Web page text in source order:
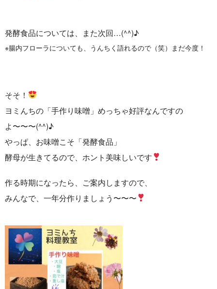
発酵食品については、また次回…(^^)♪
※腸内フローラについても、うんちく語れるので（笑）まだ今度！
そそ！
ヨミんちの「手作り味噌」めっちゃ好評なんですの
よ〜〜〜(^^)♪
やっぱ、お味噌こそ「発酵食品」
酵母が生きてるので、ホント美味しいです
作る時期になったら、ご案内しますので、
みんなで、一年分作りましょう〜〜〜